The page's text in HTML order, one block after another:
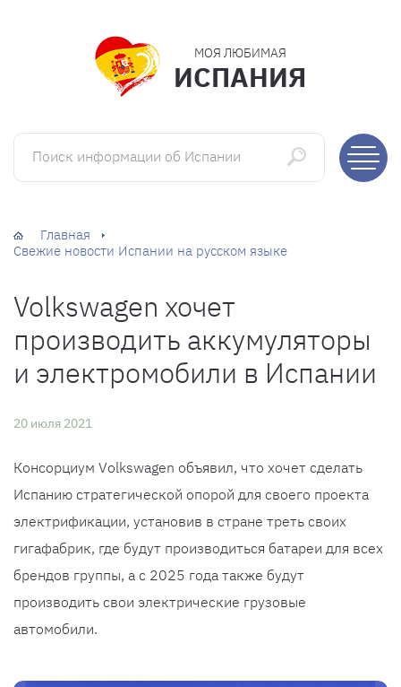
МОЯ ЛЮБИМАЯ
ИСПАНИЯ
Поиск информации об Испании
Главная
Свежие новости Испании на русском языке
Volkswagen хочет
производить аккумуляторы
и электромобили в Испании
20 июля 2021
Консорциум Volkswagen объявил, что хочет сделать
Испанию стратегической опорой для своего проекта
электрификации, установив в стране треть своих
гигафабрик, где будут производиться батареи для всех
брендов группы, а с 2025 года также будут
производить свои электрические грузовые
автомобили.